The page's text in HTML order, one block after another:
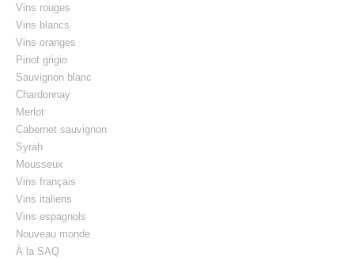
Vins rouges
Vins blancs
Vins oranges
Pinot grigio
Sauvignon blanc
Chardonnay
Merlot
Cabernet sauvignon
Syrah
Mousseux
Vins français
Vins italiens
Vins espagnols
Nouveau monde
À la SAQ